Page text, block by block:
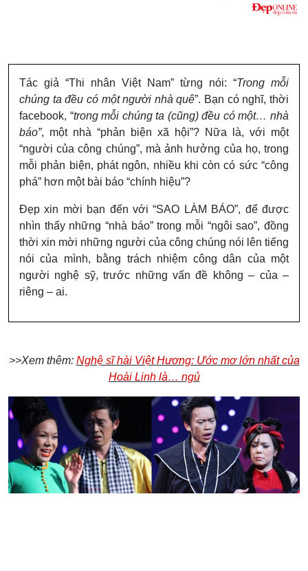
Tác giả “Thi nhân Việt Nam” từng nói: “Trong mỗi
chúng ta đều có một người nhà quê”. Bạn có nghĩ, thời
facebook, “trong mỗi chúng ta (cũng) đều có một… nhà
báo”, một nhà “phản biện xã hội”? Nữa là, với một
“người của công chúng”, mà ảnh hưởng của họ, trong
mỗi phản biện, phát ngôn, nhiều khi còn có sức “công
phá” hơn một bài báo “chính hiệu”?
Đẹp xin mời bạn đến với “SAO LÀM BÁO”, để được
nhìn thấy những “nhà báo” trong mỗi “ngôi sao”, đồng
thời xin mời những người của công chúng nói lên tiếng
nói của mình, bằng trách nhiệm công dân của một
người nghệ sỹ, trước những vấn đề không – của –
riêng – ai.
>>Xem thêm: Nghệ sĩ hài Việt Hương: Ước mơ lớn nhất của
Hoài Linh là… ngủ